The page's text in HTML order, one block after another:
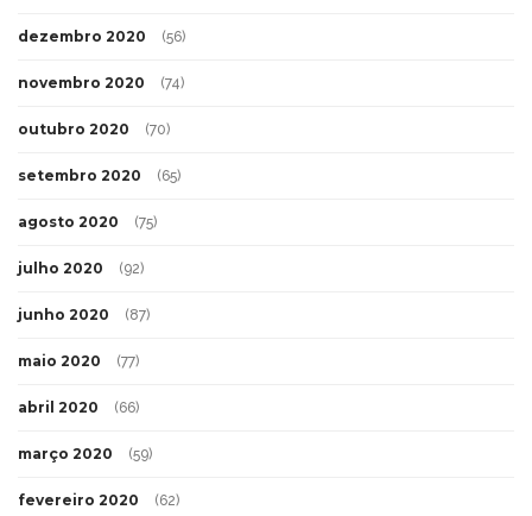
dezembro 2020 (56)
novembro 2020 (74)
outubro 2020 (70)
setembro 2020 (65)
agosto 2020 (75)
julho 2020 (92)
junho 2020 (87)
maio 2020 (77)
abril 2020 (66)
março 2020 (59)
fevereiro 2020 (62)